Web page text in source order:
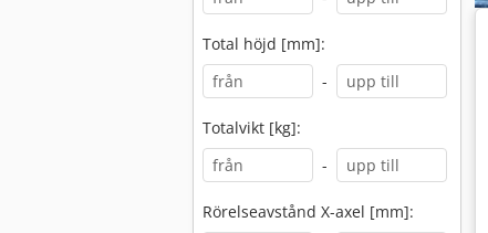
Total höjd [mm]:
-
Totalvikt [kg]:
-
Rörelseavstånd X-axel [mm]: